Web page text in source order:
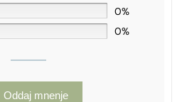
0%
0%
Oddaj mnenje